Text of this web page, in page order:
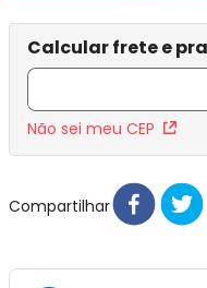
Não sei meu CEP
Compartilhar